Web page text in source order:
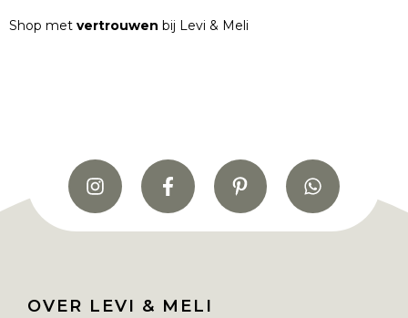
Shop met vertrouwen bij Levi & Meli
OVER LEVI & MELI